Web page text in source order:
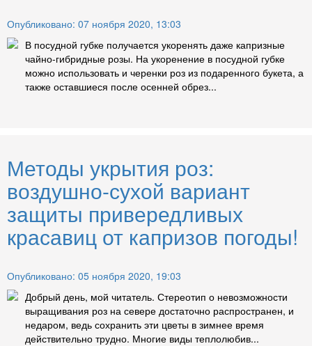
Опубликовано: 07 ноября 2020, 13:03
В посудной губке получается укоренять даже капризные
чайно-гибридные розы. На укоренение в посудной губке
можно использовать и черенки роз из подаренного букета, а
также оставшиеся после осенней обрез...
Методы укрытия роз:
воздушно-сухой вариант
защиты привередливых
красавиц от капризов погоды!
Опубликовано: 05 ноября 2020, 19:03
Добрый день, мой читатель. Стереотип о невозможности
выращивания роз на севере достаточно распространен, и
недаром, ведь сохранить эти цветы в зимнее время
действительно трудно. Многие виды теплолюбив...